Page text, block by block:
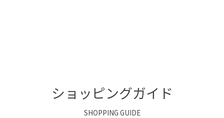
ショッピングガイド
SHOPPING GUIDE